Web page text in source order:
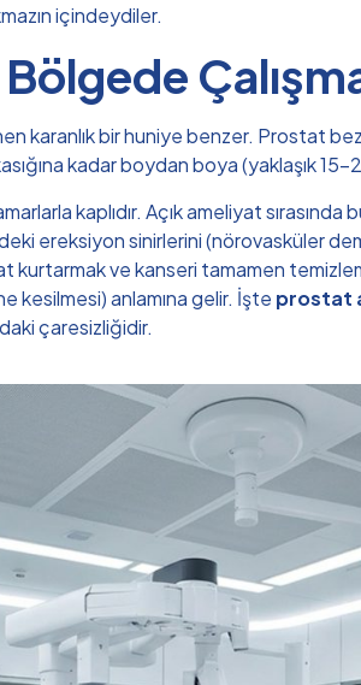
içindeydiler.
karanlık bir huniye benzer. Prostat
kadar boydan boya (yaklaşık
kaplıdır. Açık ameliyat sırasında
ereksiyon sinirlerini (nörovasküler
kurtarmak ve kanseri tamamen
kesilmesi) anlamına gelir. İşte prostat
çaresizliğidir.